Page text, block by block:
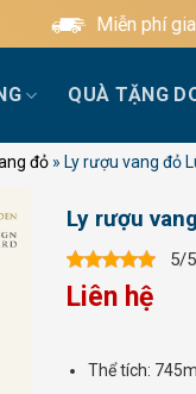
Miễn phí giao
QUÀ TẶNG
đỏ » Ly rượu vang đỏ
Ly rượu
5/
Liên hệ
Thể tích: 745ml